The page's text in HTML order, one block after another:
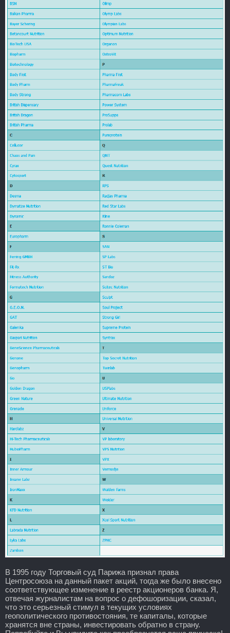
В 1995 году Торговый суд Парижа признал права
Центросоюза на данный пакет акций, тогда же было внесено
соответствующее изменение в реестр акционеров банка. Я,
отвечая журналистам на вопрос о дефошоризации, сказал,
что это серьезный стимул в текущих условиях
геополитического противостояния, те капиталы, которые
хранятся вне страны, инвестировать обратно в страну.